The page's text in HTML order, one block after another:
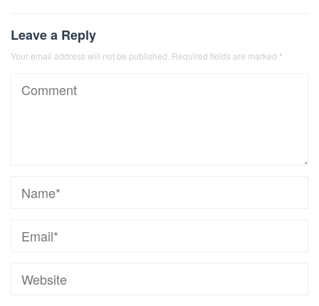
Leave a Reply
Your email address will not be published. Required fields are marked *